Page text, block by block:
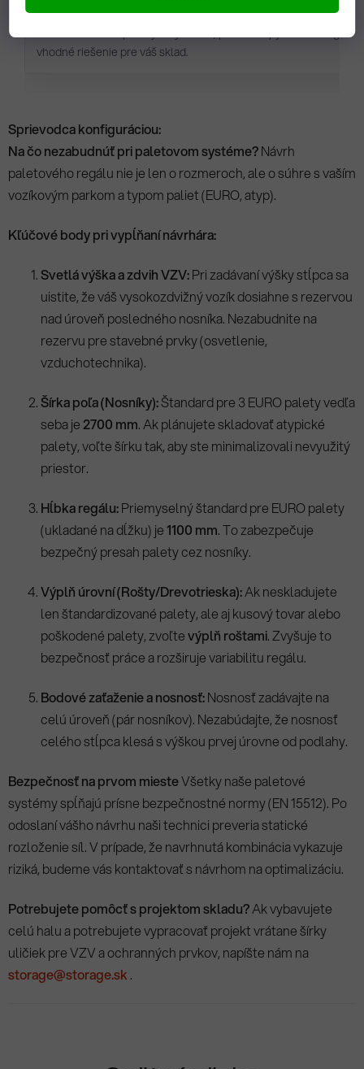
Ak si nie ste istí správnym výberom, pošlite dopyt cez
vhodné riešenie pre váš sklad.
Sprievodca konfiguráciou:
Na čo nezabudnúť pri paletovom systéme?Návrh
paletového regálu nie je len o rozmeroch, ale o súhre s vaším
vozíkovým parkom a typom paliet (EURO, atyp).
Kľúčové body pri vypĺňaní návrhára:
Svetlá výška a zdvih VZV:Pri zadávaní výšky stĺpca sa
uistite, že váš vysokozdvižný vozík dosiahne s rezervou
nad úroveň posledného nosníka. Nezabudnite na
rezervu pre stavebné prvky (osvetlenie,
vzduchotechnika).
Šírka poľa (Nosníky):Štandard pre 3 EURO palety vedľa
seba je 2700 mm. Ak plánujete skladovať atypické
palety, voľte šírku tak, aby ste minimalizovali nevyužitý
priestor.
Hĺbka regálu:Priemyselný štandard pre EURO palety
(ukladané na dĺžku) je1100 mm. To zabezpečuje
bezpečný presah palety cez nosníky.
Výplň úrovní (Rošty/Drevotrieska):Ak neskladujete
len štandardizované palety, ale aj kusový tovar alebo
poškodené palety, zvoľtevýplň roštami. Zvyšuje to
bezpečnosť práce a rozširuje variabilitu regálu.
Bodové zaťaženie a nosnosť:Nosnosť zadávajte na
celú úroveň (pár nosníkov). Nezabúdajte, že nosnosť
celého stĺpca klesá s výškou prvej úrovne od podlahy.
Bezpečnosť na prvom miesteVšetky naše paletové
systémy spĺňajú prísne bezpečnostné normy (EN 15512). Po
odoslaní vášho návrhu naši technici preveria statické
rozloženie síl. V prípade, že navrhnutá kombinácia vykazuje
riziká, budeme vás kontaktovať s návrhom na optimalizáciu.
Potrebujete pomôcť s projektom skladu?Ak vybavujete
celú halu a potrebujete vypracovať projekt vrátane šírky
uličiek pre VZV a ochranných prvkov, napíšte nám na
storage@storage.sk .